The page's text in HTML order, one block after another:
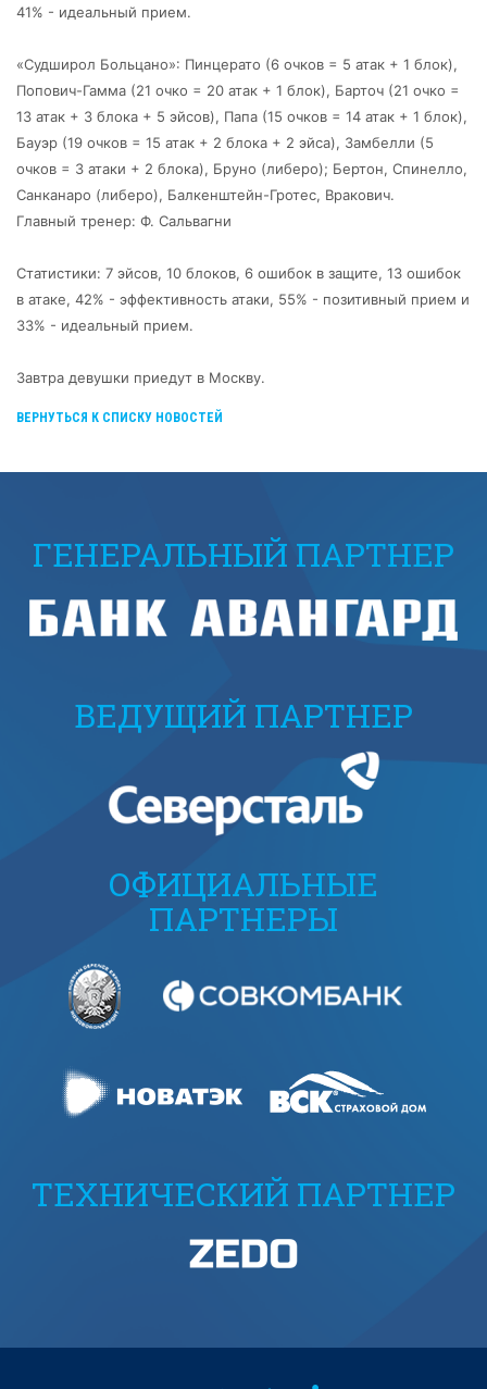
41% - идеальный прием.
«Судширол Больцано»: Пинцерато (6 очков = 5 атак + 1 блок),
Попович-Гамма (21 очко = 20 атак + 1 блок), Барточ (21 очко =
13 атак + 3 блока + 5 эйсов), Папа (15 очков = 14 атак + 1 блок),
Бауэр (19 очков = 15 атак + 2 блока + 2 эйса), Замбелли (5
очков = 3 атаки + 2 блока), Бруно (либеро); Бертон, Спинелло,
Санканаро (либеро), Балкенштейн-Гротес, Вракович.
Главный тренер: Ф. Сальвагни
Статистики: 7 эйсов, 10 блоков, 6 ошибок в защите, 13 ошибок
в атаке, 42% - эффективность атаки, 55% - позитивный прием и
33% - идеальный прием.
Завтра девушки приедут в Москву.
ВЕРНУТЬСЯ К СПИСКУ НОВОСТЕЙ
ГЕНЕРАЛЬНЫЙ ПАРТНЕР
ВЕДУЩИЙ ПАРТНЕР
ОФИЦИАЛЬНЫЕ
ПАРТНЕРЫ
ТЕХНИЧЕСКИЙ ПАРТНЕР